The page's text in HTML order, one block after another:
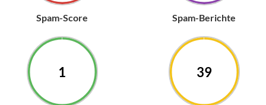
Spam-Score Spam-Berichte
1 39